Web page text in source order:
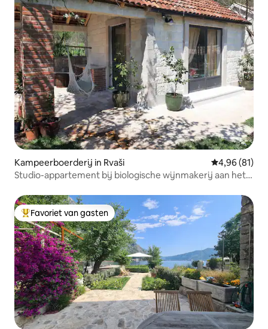
Kampeerboerderij in Rvaši Gemiddelde
4,96 (81)
Studio-appartement bij biologische wijnmakerij aan het
Topfavoriet van gasten
Favoriet van gasten